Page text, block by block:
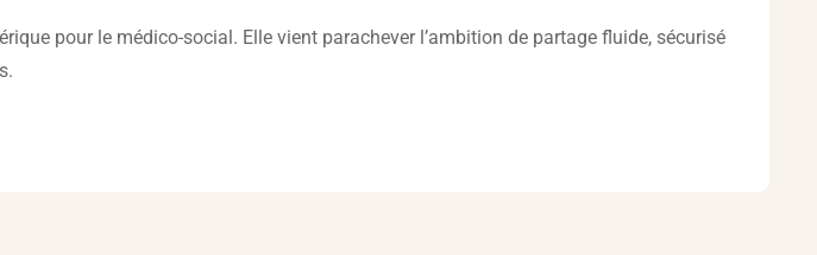
pour le médico-social. Elle vient parachever l’ambition de partage fluide, sécurisé